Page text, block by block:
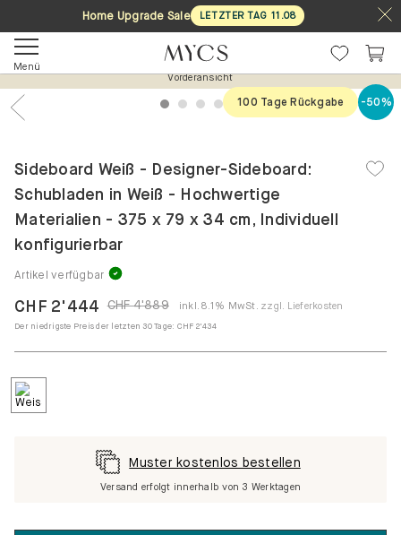
Home Upgrade Sale LETZTER TAG 11 .08
Menü
Vorderansicht
1 2 3 4 5
100 Tage Rückgabe -50%
Sideboard Weiß - Designer-Sideboard:
Schubladen in Weiß - Hochwertige
Materialien - 375 x 79 x 34 cm, Individuell
konfigurierbar
Artikel verfügbar
CHF 4'889
CHF 2'444 inkl. 8.1% MwSt. zzgl. Lieferkosten
Der niedrigste Preis der letzten 30 Tage: CHF 2'434
Muster kostenlos bestellen
Versand erfolgt innerhalb von 3 Werktagen